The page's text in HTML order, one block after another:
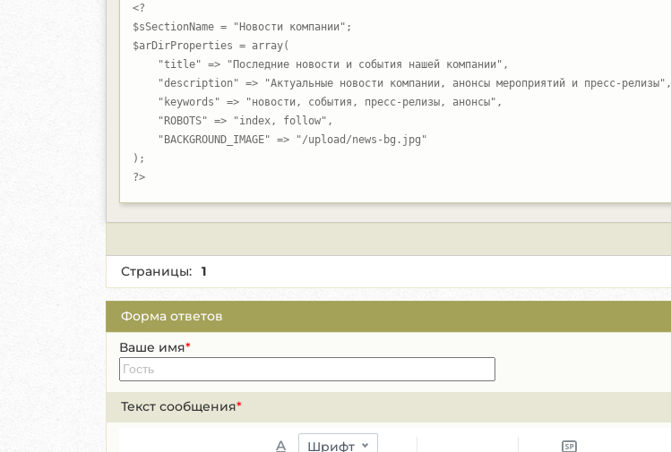
<?
$sSectionName = "Новости компании";
$arDirProperties = array(
"title" => "Последние новости и события нашей компании",
"description" => "Актуальные новости компании, анонсы мероприятий и пресс-релизы",
"keywords" => "новости, события, пресс-релизы, анонсы",
"ROBOTS" => "index, follow",
"BACKGROUND_IMAGE" => "/upload/news-bg.jpg"
);
?>
Страницы: 1
Форма ответов
Ваше имя*
Текст сообщения*
A Шрифт